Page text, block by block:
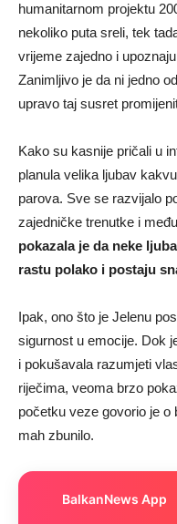
humanitarnom projektu
nekoliko puta sreli, tek
vrijeme zajedno i
Zanimljivo je da ni jedno
upravo taj susret
Kako su kasnije pričali u
planula velika ljubav
parova. Sve se razvijalo
zajedničke trenutke i
pokazala je da neke
rastu polako i postaju
Ipak, ono što je Jelenu
sigurnost u emocije. Dok
i pokušavala razumjeti
riječima, veoma brzo
početku veze govorio je o
mah zbunilo.
BalkanNews App